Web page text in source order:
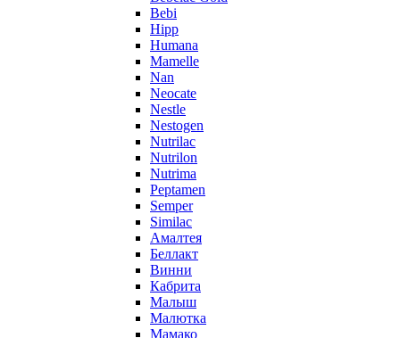
Bebi
Hipp
Humana
Mamelle
Nan
Neocate
Nestle
Nestogen
Nutrilac
Nutrilon
Nutrima
Peptamen
Semper
Similac
Амалтея
Беллакт
Винни
Кабрита
Малыш
Малютка
Мамако